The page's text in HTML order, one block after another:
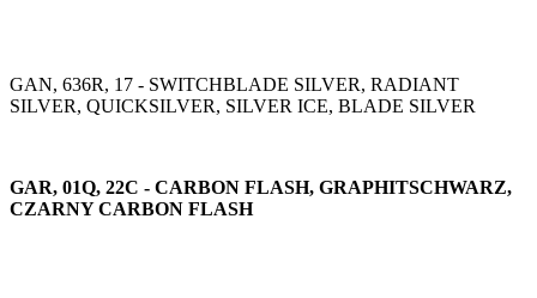
GAN, 636R, 17 - SWITCHBLADE SILVER, RADIANT
SILVER, QUICKSILVER, SILVER ICE, BLADE SILVER
GAR, 01Q, 22C - CARBON FLASH, GRAPHITSCHWARZ,
CZARNY CARBON FLASH